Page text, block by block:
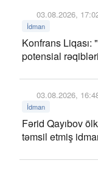
03.08.2026,
İdman
Konfrans Liqası:
potensial
03.08.2026,
İdman
Fərid Qayıbov
təmsil etmiş